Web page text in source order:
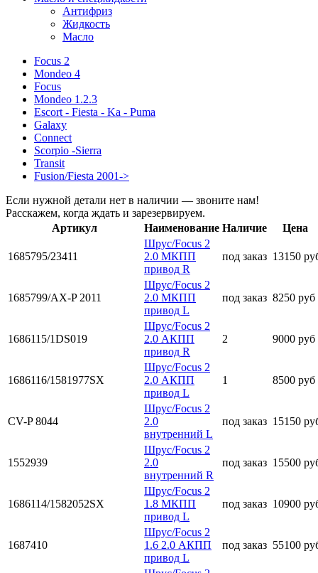
Антифриз
Жидкость
Масло
Focus 2
Mondeo 4
Focus
Mondeo 1.2.3
Escort - Fiesta - Ka - Puma
Galaxy
Connect
Scorpio -Sierra
Transit
Fusion/Fiesta 2001->
Если нужной детали нет в наличии — звоните нам!
Расскажем, когда ждать и зарезервируем.
Артикул
Наименование Наличие Цена
1685795/23411
Шрус/Focus 2
2.0 МКПП
привод R
под заказ 13150
1685799/AX-P 2011
Шрус/Focus 2
2.0 МКПП
привод L
под заказ 8250 руб
1686115/1DS019
Шрус/Focus 2
2.0 АКПП
привод R
2 9000 руб
1686116/1581977SX
Шрус/Focus 2
2.0 АКПП
привод L
1 8500 руб
CV-P 8044
Шрус/Focus 2
2.0
внутренний L
под заказ 15150
1552939
Шрус/Focus 2
2.0
внутренний R
под заказ 15500
1686114/1582052SX
Шрус/Focus 2
1.8 МКПП
привод L
под заказ 10900
1687410
Шрус/Focus 2
1.6 2.0 АКПП
привод L
под заказ 55100